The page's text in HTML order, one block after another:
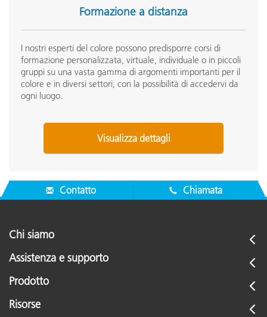
Formazione a distanza
I nostri esperti del colore possono predisporre corsi di
formazione personalizzata, virtuale, individuale o in piccoli
gruppi su una vasta gamma di argomenti importanti per il
colore e in diversi settori, con la possibilità di accedervi da
ogni luogo.
Visualizza dettagli
Contatto Chiamata
Chi siamo
Assistenza e supporto
Prodotto
Risorse